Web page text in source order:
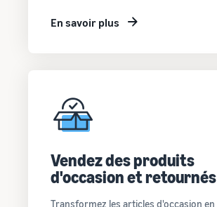
En savoir plus
Vendez des produits
d'occasion et retournés
Transformez les articles d'occasion en